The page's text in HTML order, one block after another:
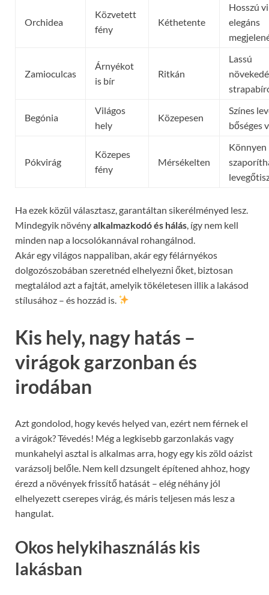
Orchidea
Közvetett
fény
Kéthetente
Hosszú
elegáns
Zamioculcas
Árnyékot
is bír
Ritkán
Lassú
Begónia
Világos
hely
Közepesen
Színes
bőséges
Pókvirág
Közepes
fény
Mérsékelten
Könnyen
Ha ezek közül választasz, garantáltan sikerélményed lesz.
Mindegyik növényalkalmazkodó és hálás , így nem kell
minden nap a locsolókannával rohangálnod.
Akár egy világos nappaliban, akár egy félárnyékos
dolgozószobában szeretnéd elhelyezni őket, biztosan
megtalálod azt a fajtát, amelyik tökéletesen illik a lakásod
stílusához – és hozzád is.
Kis hely, nagy hatás –
virágok garzonban és
irodában
Azt gondolod, hogy kevés helyed van, ezért nem férnek el
a virágok? Tévedés! Még a legkisebb garzonlakás vagy
munkahelyi asztal is alkalmas arra, hogy egy kis zöld oázist
varázsolj belőle. Nem kell dzsungelt építened ahhoz, hogy
érezd a növények frissítő hatását – elég néhány jól
elhelyezett cserepes virág, és máris teljesen más lesz a
hangulat.
Okos helykihasználás kis
lakásban